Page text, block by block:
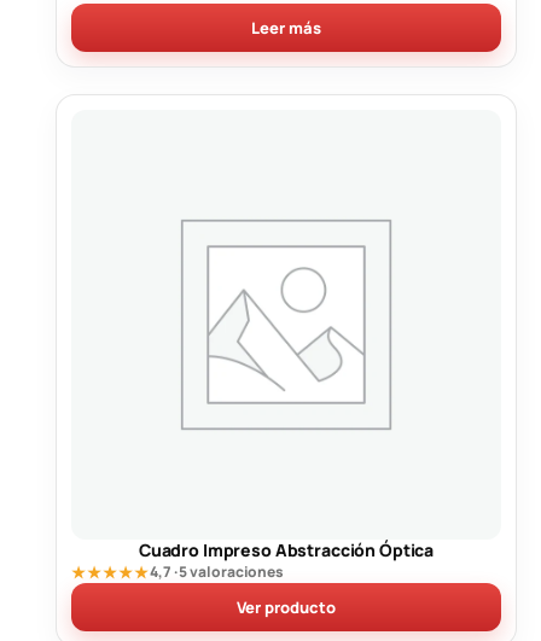
Leer más
Cuadro Impreso Abstracción Óptica
★★★★★4,7 · 5 valoraciones
Ver producto